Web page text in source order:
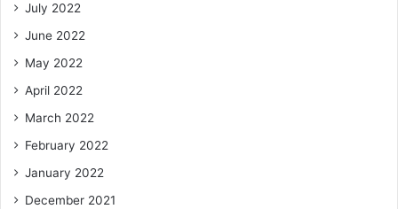
July 2022
June 2022
May 2022
April 2022
March 2022
February 2022
January 2022
December 2021